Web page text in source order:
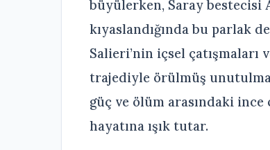
büyülerken, Saray
kıyaslandığında bu parlak
Salieri’nin içsel çatışmaları
trajediyle örülmüş
güç ve ölüm arasındaki ince
hayatına ışık tutar.